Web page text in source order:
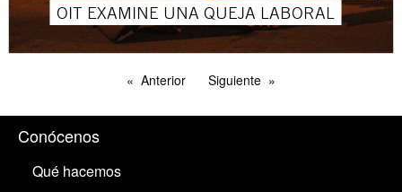
OIT EXAMINE UNA QUEJA LABORAL
Anterior Siguiente
Conócenos
Qué hacemos